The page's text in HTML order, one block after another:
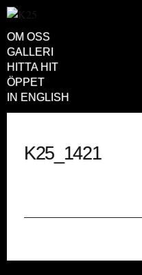
OM OSS
GALLERI
HITTA HIT
ÖPPET
IN ENGLISH
K25_1421